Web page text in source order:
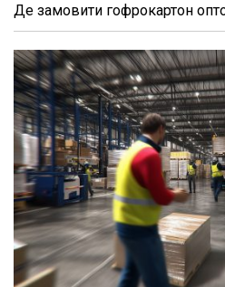
Де замовити гофрокартон